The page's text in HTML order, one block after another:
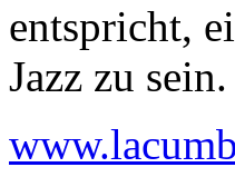
entspricht,
Jazz zu